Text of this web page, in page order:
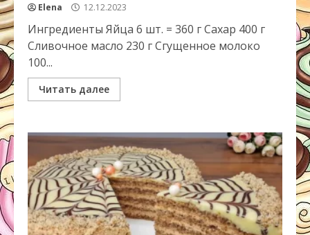
Elena 12.12.2023
Ингредиенты Яйца 6 шт. = 360 г Сахар 400 г
Сливочное масло 230 г Сгущенное молоко
100...
Читать далее